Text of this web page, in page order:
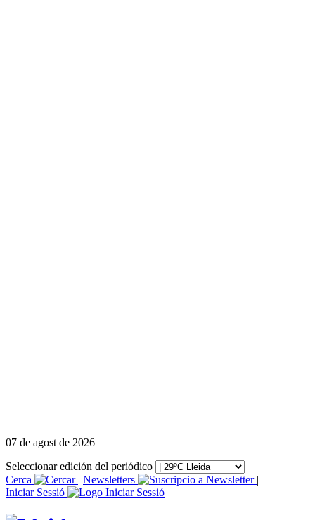
07 de agost de 2026
Seleccionar edición del periódico
Cerca
| Newsletters
|
Iniciar Sessió